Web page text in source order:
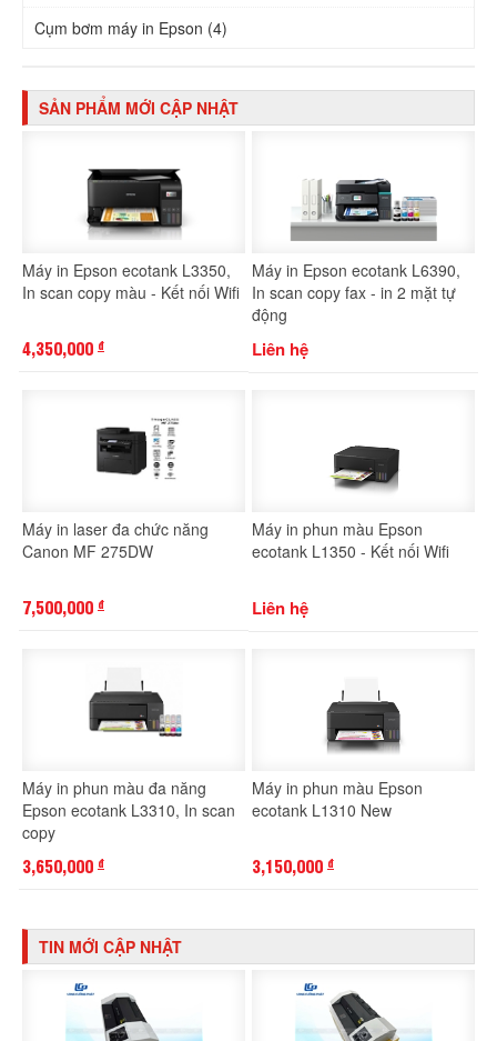
Cụm bơm máy in Epson (4)
SẢN PHẨM MỚI CẬP NHẬT
Máy in Epson ecotank L3350,
In scan copy màu - Kết nối Wifi
4,350,000 đ
Máy in Epson ecotank L6390,
In scan copy fax - in 2 mặt tự
động
Liên hệ
Máy in laser đa chức năng
Canon MF 275DW
7,500,000 đ
Máy in phun màu Epson
ecotank L1350 - Kết nối Wifi
Liên hệ
Máy in phun màu đa năng
Epson ecotank L3310, In scan
copy
3,650,000 đ
Máy in phun màu Epson
ecotank L1310 New
3,150,000 đ
TIN MỚI CẬP NHẬT